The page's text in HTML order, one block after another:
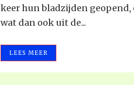
keer hun bladzijden geopend,
wat dan ook uit de...
LEES MEER